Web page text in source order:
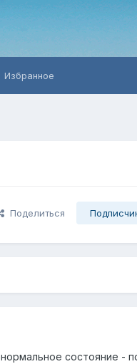
Избранное
Поделиться
нормальное состояние -